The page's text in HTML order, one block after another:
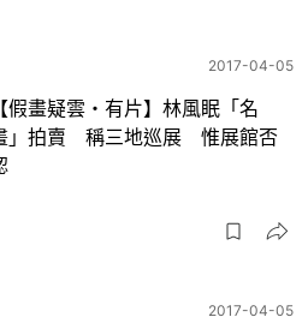
2017-04-05
【假畫疑雲・有片】林風眠「名
」拍賣 稱三地巡展 惟展館否
2017-04-05